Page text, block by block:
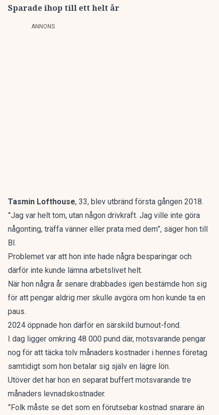
Sparade ihop till ett helt år
ANNONS
Tasmin Lofthouse, 33, blev utbränd första gången 2018.
”Jag var helt tom, utan någon drivkraft. Jag ville inte göra
någonting, träffa vänner eller prata med dem”, säger hon till
BI.
Problemet var att hon inte hade några besparingar och
därför inte kunde lämna arbetslivet helt.
När hon några år senare drabbades igen bestämde hon sig
för att pengar aldrig mer skulle avgöra om hon kunde ta en
paus.
2024 öppnade hon därför en särskild burnout-fond.
I dag ligger omkring 48 000 pund där, motsvarande pengar
nog för att täcka tolv månaders kostnader i hennes företag
samtidigt som hon betalar sig själv en lägre lön.
Utöver det har hon en separat buffert motsvarande tre
månaders levnadskostnader.
”Folk måste se det som en förutsebar kostnad snarare än